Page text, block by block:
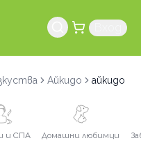
Айкидо айкидо
и СПА Домашни любимци